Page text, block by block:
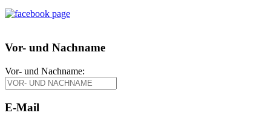
Vor- und Nachname
Vor- und Nachname:
E-Mail